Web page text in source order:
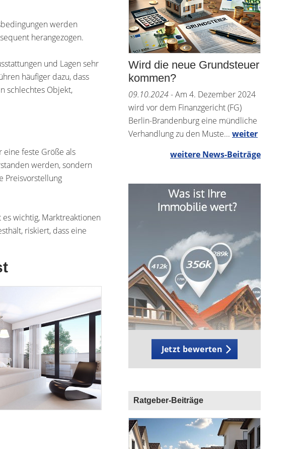
werden
herangezogen.
und Lagen sehr
häufiger dazu, dass
schlechtes Objekt,
eine feste Größe als
werden, sondern
Preisvorstellung
wichtig, Marktreaktionen
riskiert, dass eine
Wird die neue Grundsteuer
kommen?
09.10.2024- Am 4. Dezember 2024
wird vor dem Finanzgericht (FG)
Berlin-Brandenburg eine mündliche
Verhandlung zu den Muste... weiter
weitere News-Beiträge
Jetzt bewerten
Ratgeber-Beiträge